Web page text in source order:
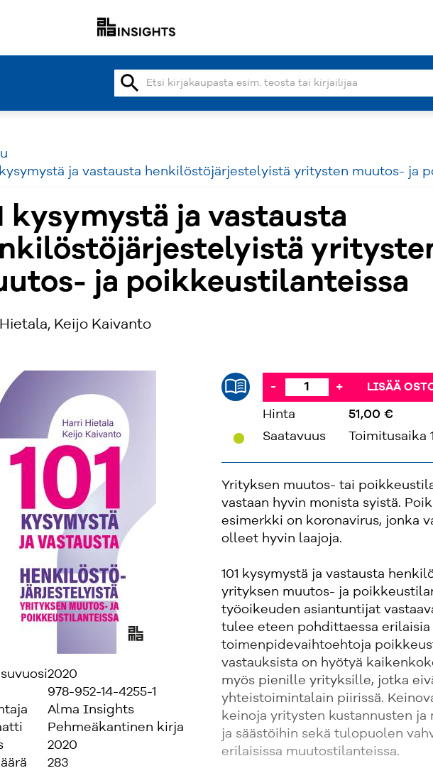
search
kysymystä ja vastausta henkilöstöjärjestelyistä yritysten muutos- ja
kysymystä ja vastausta
ja poikkeustilanteissa
Keijo Kaivanto
2020
978-952-14-4255-1
Alma Insights
Pehmeäkantinen kirja
2020
283
- + LISÄÄ
Hinta
51,00 €
Saatavuus
Toimitusaika
Yrityksen muutos- tai
vastaan hyvin monista syistä.
esimerkki on koronavirus, jonka
olleet hyvin laajoja.
101 kysymystä ja vastausta
yrityksen muutos- ja
työoikeuden asiantuntijat
tulee eteen pohdittaessa erilaisia
toimenpidevaihtoehtoja
vastauksista on hyötyä
myös pienille yrityksille, jotka
yhteistoimintalain piirissä.
keinoja yritysten kustannusten ja
ja säästöihin sekä tulopuolen
erilaisissa muutostilanteissa.